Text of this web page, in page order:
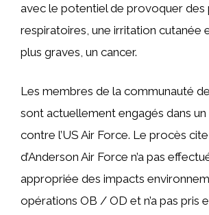
avec le potentiel de provoquer des
respiratoires, une irritation cutanée
plus graves, un cancer.
Les membres de la communauté
sont actuellement engagés dans
contre l’US Air Force. Le procès
d’Anderson Air Force n’a pas
appropriée des impacts
opérations OB / OD et n’a pas pris